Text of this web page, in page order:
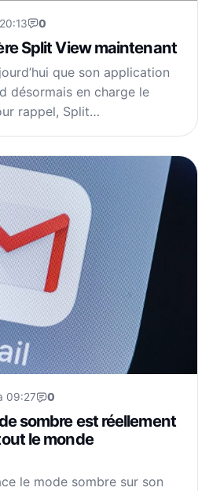
0
Split View maintenant
que son application
désormais en charge le
rappel, Split…
09:27 0
sombre est réellement
le monde
le mode sombre sur son